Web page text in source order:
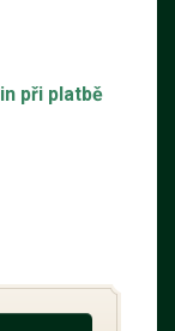
při platbě